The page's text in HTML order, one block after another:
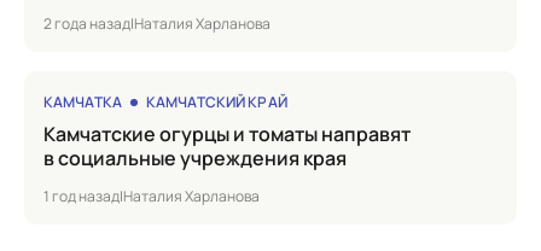
2 года назад|Наталия Харланова
КАМЧАТКА КАМЧАТСКИЙ КРАЙ
Камчатские огурцы и томаты направят
в социальные учреждения края
1 год назад|Наталия Харланова